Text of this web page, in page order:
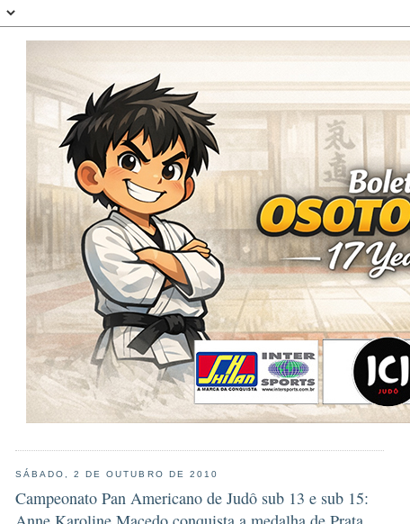
SÁBADO, 2 DE OUTUBRO DE 2010
Campeonato Pan Americano de Judô sub 13 e sub 15: